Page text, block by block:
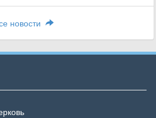
новости